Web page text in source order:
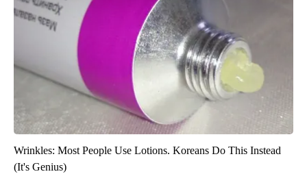
Wrinkles: Most People Use Lotions. Koreans Do This Instead
(It's Genius)